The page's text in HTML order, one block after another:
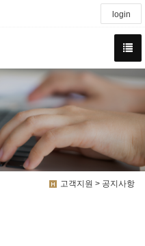
login
고객지원 > 공지사항